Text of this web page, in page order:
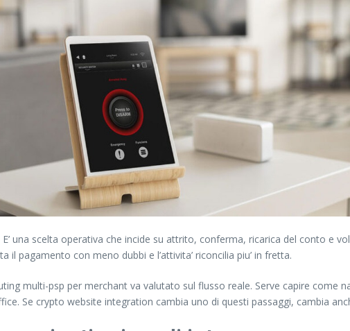
una scelta operativa che incide su attrito, conferma, ricarica del conto e
pagamento con meno dubbi e l’attivita’ riconcilia piu’ in fretta.
multi-psp per merchant va valutato sul flusso reale. Serve capire come
Se crypto website integration cambia uno di questi passaggi, cambia